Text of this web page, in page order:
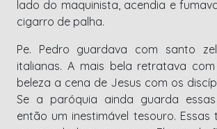
lado do maquinista, acendia e
cigarro de palha.
Pe. Pedro guardava com santo
italianas. A mais bela retratava
beleza a cena de Jesus com os
Se a paróquia ainda guarda
então um inestimável tesouro. Essas